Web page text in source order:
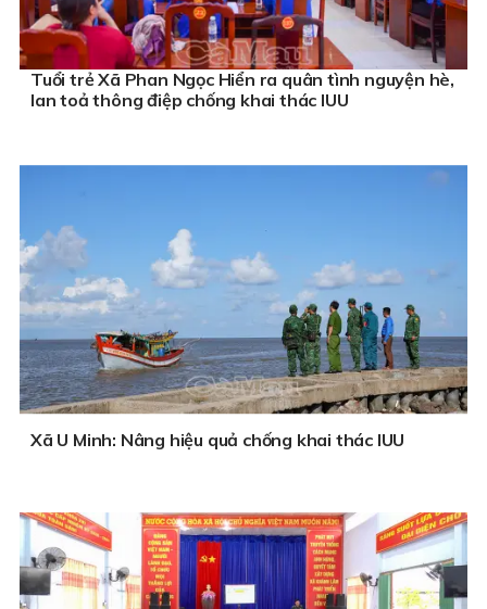
Tuổi trẻ Xã Phan Ngọc Hiển ra quân tình nguyện hè,
lan toả thông điệp chống khai thác IUU
Xã U Minh: Nâng hiệu quả chống khai thác IUU